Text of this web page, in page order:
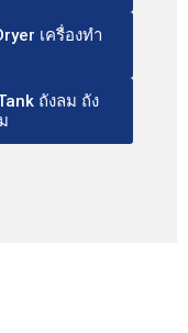
เครื่องทำ
ถังลม ถัง